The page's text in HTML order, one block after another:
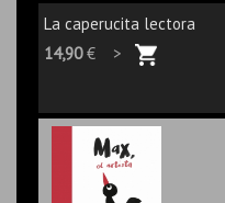
La caperucita lectora
14,90€ >